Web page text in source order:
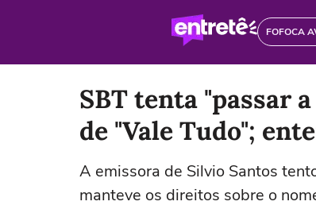
FOFOCA
SBT tenta "passar
de "Vale Tudo";
A emissora de Silvio Santos
manteve os direitos sobre o